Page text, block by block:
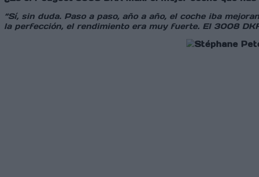
“Sí, sin duda. Paso a paso, año a año, el coche iba
la perfección, el rendimiento era muy fuerte. El 3008